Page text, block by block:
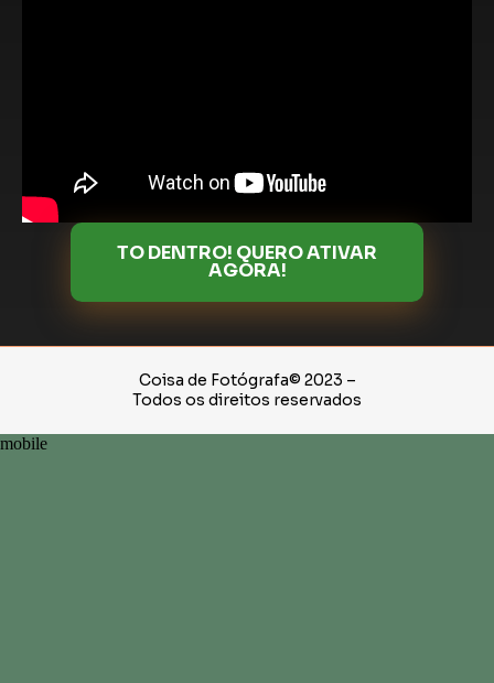
TO DENTRO! QUERO ATIVAR
AGORA!
Coisa de Fotógrafa© 2023 –
Todos os direitos reservados